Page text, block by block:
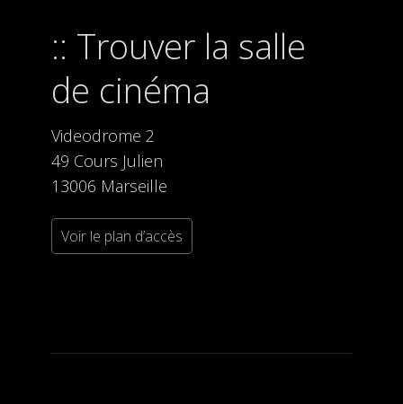
Trouver la salle
de cinéma
Videodrome 2
49 Cours Julien
13006 Marseille
Voir le plan d’accès